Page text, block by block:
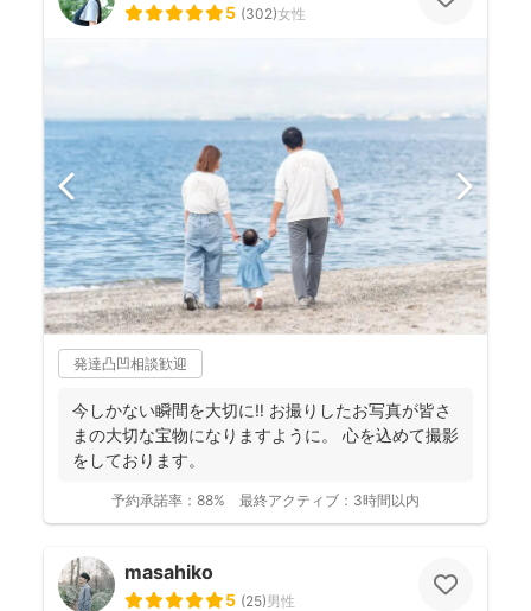
5 (302)女性
発達凸凹相談歓迎
今しかない瞬間を大切に‼︎ お撮りしたお写真が皆さ
まの大切な宝物になりますように。 心を込めて撮影
をしております。
予約承諾率： 88% 最終アクティブ： 3時間以内
masahiko
5 (25)男性